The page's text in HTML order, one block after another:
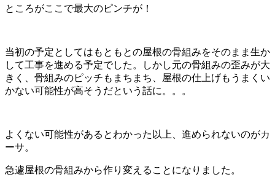
ところがここで最大のピンチが！
当初の予定としてはもともとの屋根の骨組みをそのまま生か
して工事を進める予定でした。しかし元の骨組みの歪みが大
きく、骨組みのピッチもまちまち、屋根の仕上げもうまくい
かない可能性が高そうだという話に。。。
よくない可能性があるとわかった以上、進められないのがカ
ーサ。
急遽屋根の骨組みから作り変えることになりました。